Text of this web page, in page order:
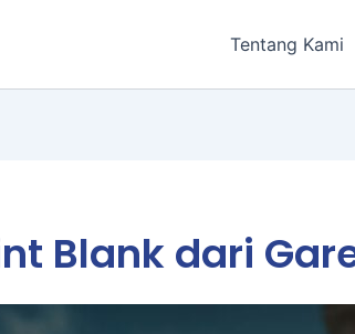
Tentang Kami
Blank dari